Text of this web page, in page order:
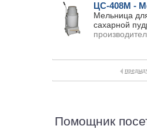
ЦС-408М -
Мельница
сахарной
Помощник